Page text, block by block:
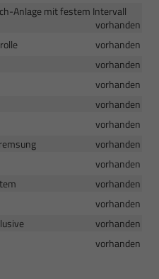
Anlage mit festem Intervall
vorhanden
vorhanden
vorhanden
vorhanden
vorhanden
vorhanden
vorhanden
vorhanden
vorhanden
vorhanden
vorhanden
vorhanden